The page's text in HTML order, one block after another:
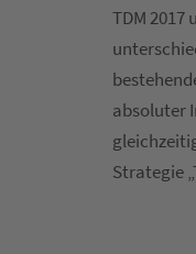
TDM 2017
absoluter
Strategie